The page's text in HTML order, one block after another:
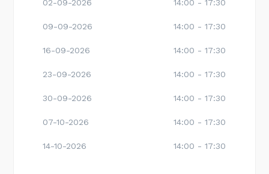
02-09-2026 14:00 - 17:30
09-09-2026 14:00 - 17:30
16-09-2026 14:00 - 17:30
23-09-2026 14:00 - 17:30
30-09-2026 14:00 - 17:30
07-10-2026 14:00 - 17:30
14-10-2026 14:00 - 17:30